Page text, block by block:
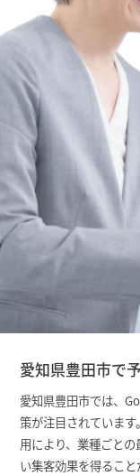
愛知県豊田市で
愛知県豊田市では、
策が注目されていま
用により、業種ごと
い集客効果を得るこ